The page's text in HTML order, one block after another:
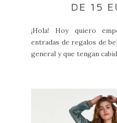
DE 15
¡Hola! Hoy quiero
entradas de regalos de
general y que tengan